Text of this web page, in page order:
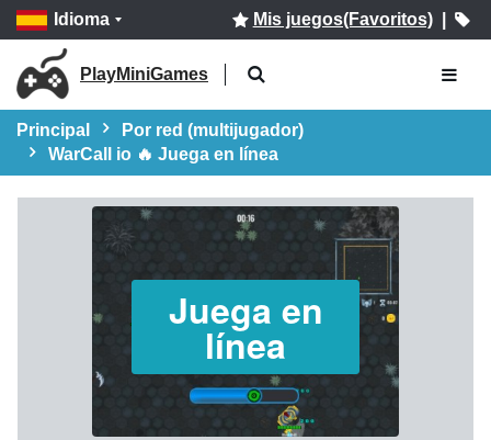
Idioma Mis juegos(Favoritos)|
PlayMiniGames
Principal
Por red (multijugador)
WarCall io 🔥 Juega en línea
Juega en
línea